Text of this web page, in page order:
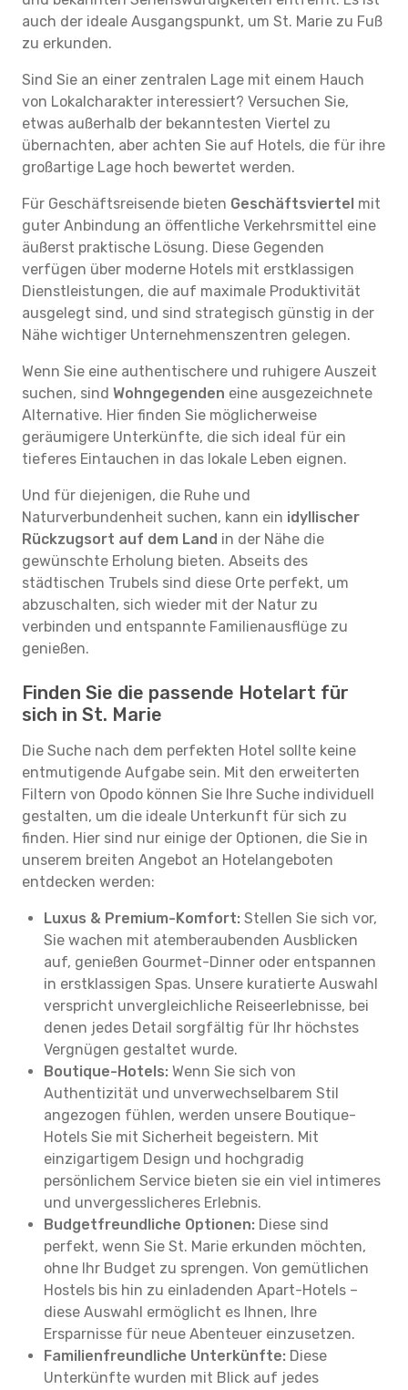
auch der ideale Ausgangspunkt, um St. Marie zu Fuß
zu erkunden.
Sind Sie an einer zentralen Lage mit einem Hauch
von Lokalcharakter interessiert? Versuchen Sie,
etwas außerhalb der bekanntesten Viertel zu
übernachten, aber achten Sie auf Hotels, die für ihre
großartige Lage hoch bewertet werden.
Für Geschäftsreisende bieten Geschäftsviertel mit
guter Anbindung an öffentliche Verkehrsmittel eine
äußerst praktische Lösung. Diese Gegenden
verfügen über moderne Hotels mit erstklassigen
Dienstleistungen, die auf maximale Produktivität
ausgelegt sind, und sind strategisch günstig in der
Nähe wichtiger Unternehmenszentren gelegen.
Wenn Sie eine authentischere und ruhigere Auszeit
suchen, sind Wohngegenden eine ausgezeichnete
Alternative. Hier finden Sie möglicherweise
geräumigere Unterkünfte, die sich ideal für ein
tieferes Eintauchen in das lokale Leben eignen.
Und für diejenigen, die Ruhe und
Naturverbundenheit suchen, kann ein idyllischer
Rückzugsort auf dem Land in der Nähe die
gewünschte Erholung bieten. Abseits des
städtischen Trubels sind diese Orte perfekt, um
abzuschalten, sich wieder mit der Natur zu
verbinden und entspannte Familienausflüge zu
genießen.
Finden Sie die passende Hotelart für
sich in St. Marie
Die Suche nach dem perfekten Hotel sollte keine
entmutigende Aufgabe sein. Mit den erweiterten
Filtern von Opodo können Sie Ihre Suche individuell
gestalten, um die ideale Unterkunft für sich zu
finden. Hier sind nur einige der Optionen, die Sie in
unserem breiten Angebot an Hotelangeboten
entdecken werden:
Luxus & Premium-Komfort: Stellen Sie sich vor,
Sie wachen mit atemberaubenden Ausblicken
auf, genießen Gourmet-Dinner oder entspannen
in erstklassigen Spas. Unsere kuratierte Auswahl
verspricht unvergleichliche Reiseerlebnisse, bei
denen jedes Detail sorgfältig für Ihr höchstes
Vergnügen gestaltet wurde.
Boutique-Hotels: Wenn Sie sich von
Authentizität und unverwechselbarem Stil
angezogen fühlen, werden unsere Boutique-
Hotels Sie mit Sicherheit begeistern. Mit
einzigartigem Design und hochgradig
persönlichem Service bieten sie ein viel intimeres
und unvergesslicheres Erlebnis.
Budgetfreundliche Optionen: Diese sind
perfekt, wenn Sie St. Marie erkunden möchten,
ohne Ihr Budget zu sprengen. Von gemütlichen
Hostels bis hin zu einladenden Apart-Hotels –
diese Auswahl ermöglicht es Ihnen, Ihre
Ersparnisse für neue Abenteuer einzusetzen.
Familienfreundliche Unterkünfte: Diese
Unterkünfte wurden mit Blick auf jedes